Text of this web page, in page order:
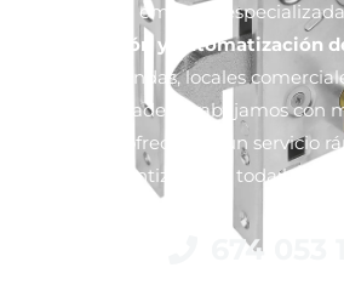
Somos una empresa
reparación y automatización
viviendas, locales
comunidades. Trabajamos con
calidad y ofrecemos un servicio
garantizado en toda la
674 053